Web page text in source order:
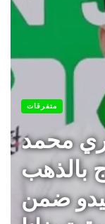
متفرقات
محمد
بالذهب
ضمن